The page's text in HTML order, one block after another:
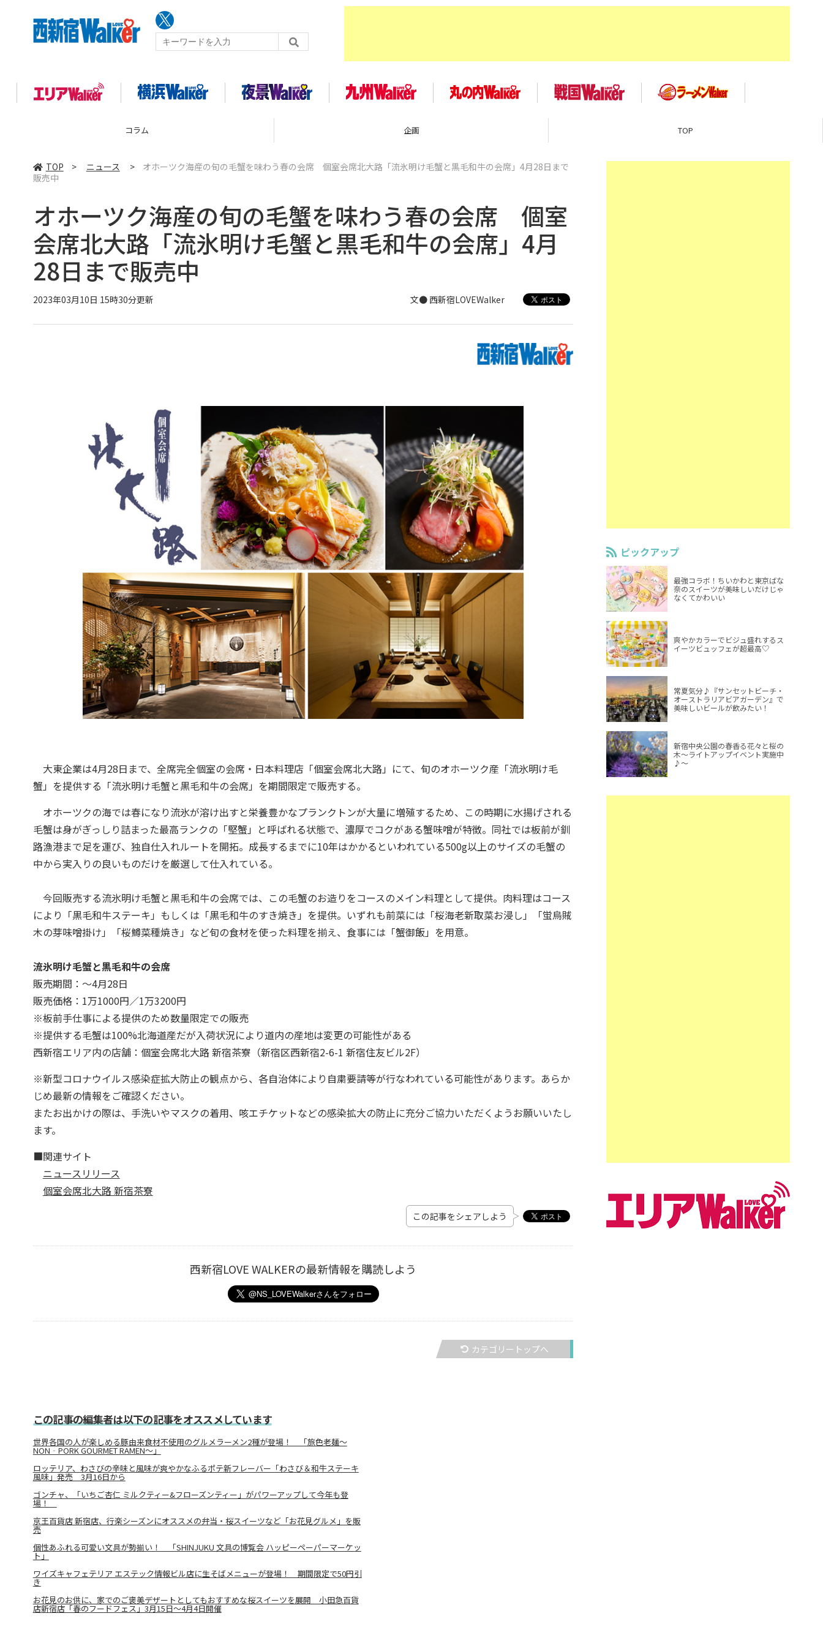
コラム 企画 TOP
TOP > ニュース >
オホーツク海産の旬の毛蟹を味わう春の会席 個室会席北大路「流氷明け毛蟹と黒毛和牛の会席」4月28日まで
販売中
オホーツク海産の旬の毛蟹を味わう春の会席 個室
会席北大路「流氷明け毛蟹と黒毛和牛の会席」4月
28日まで販売中
2023年03月10日 15時30分更新 文● 西新宿LOVEWalker
大東企業は4月28日まで、全席完全個室の会席・日本料理店「個室会席北大路」にて、旬のオホーツク産「流氷明け毛
蟹」を提供する「流氷明け毛蟹と黒毛和牛の会席」を期間限定で販売する。
オホーツクの海では春になり流氷が溶け出すと栄養豊かなプランクトンが大量に増殖するため、この時期に水揚げされる
毛蟹は身がぎっしり詰まった最高ランクの「堅蟹」と呼ばれる状態で、濃厚でコクがある蟹味噌が特徴。同社では板前が釧
路漁港まで足を運び、独自仕入れルートを開拓。成長するまでに10年はかかるといわれている500g以上のサイズの毛蟹の
中から実入りの良いものだけを厳選して仕入れている。
今回販売する流氷明け毛蟹と黒毛和牛の会席では、この毛蟹のお造りをコースのメイン料理として提供。肉料理はコース
により「黒毛和牛ステーキ」もしくは「黒毛和牛のすき焼き」を提供。いずれも前菜には「桜海老新取菜お浸し」「蛍烏賊
木の芽味噌掛け」「桜鱒菜種焼き」など旬の食材を使った料理を揃え、食事には「蟹御飯」を用意。
流氷明け毛蟹と黒毛和牛の会席
販売期間：〜4月28日
販売価格：1万1000円／1万3200円
※板前手仕事による提供のため数量限定での販売
※提供する毛蟹は100%北海道産だが入荷状況により道内の産地は変更の可能性がある
西新宿エリア内の店舗：個室会席北大路 新宿茶寮（新宿区西新宿2-6-1 新宿住友ビル2F）
※新型コロナウイルス感染症拡大防止の観点から、各自治体により自粛要請等が行なわれている可能性があります。あらか
じめ最新の情報をご確認ください。
またお出かけの際は、手洗いやマスクの着用、咳エチケットなどの感染拡大の防止に充分ご協力いただくようお願いいたし
ます。
■関連サイト
ニュースリリース
個室会席北大路 新宿茶寮
この記事をシェアしよう
西新宿LOVE WALKERの最新情報を購読しよう
カテゴリートップへ
この記事の編集者は以下の記事をオススメしています
世界各国の人が楽しめる豚由来食材不使用のグルメラーメン2種が登場！ 「旅色老麺～
NON‐PORK GOURMET RAMEN～」
ロッテリア、わさびの辛味と風味が爽やかなふるポテ新フレーバー「わさび＆和牛ステーキ
風味」発売 3月16日から
ゴンチャ、「いちご杏仁 ミルクティー&フローズンティー」がパワーアップして今年も登
場！
京王百貨店 新宿店、行楽シーズンにオススメの弁当・桜スイーツなど「お花見グルメ」を販
売
個性あふれる可愛い文具が勢揃い！ 「SHINJUKU 文具の博覧会 ハッピーペーパーマーケッ
ト」
ワイズキャフェテリア エステック情報ビル店に生そばメニューが登場！ 期間限定で50円引
き
お花見のお供に、家でのご褒美デザートとしてもおすすめな桜スイーツを展開 小田急百貨
店新宿店「春のフードフェス」3月15日～4月4日開催
ピックアップ
最強コラボ！ちいかわと東京ばな
奈のスイーツが美味しいだけじゃ
なくてかわいい
爽やかカラーでビジュ盛れするス
イーツビュッフェが超最高♡
常夏気分♪『サンセットビーチ・
オーストラリアビアガーデン』で
美味しいビールが飲みたい！
新宿中央公園の春香る花々と桜の
木～ライトアップイベント実施中
♪～